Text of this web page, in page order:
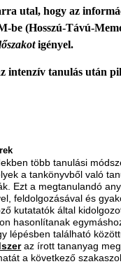
utal, hogy az
be (Hosszú-Távú-
igényel.
intenzív tanulás után
több tanulási
a tankönyvből való
Ezt a megtanulandó
feldolgozásával és
kutatatók által
hasonlítanak
lépésben található
az írott tananyag
a következő